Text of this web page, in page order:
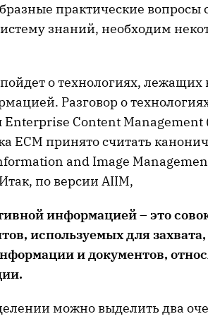
практические вопросы
знаний, необходим
о технологиях, лежащих
Разговор о
Enterprise Content Management
ECM принято считать
and Image
по версии AIIM,
информацией – это
используемых для
и документов,
можно выделить два